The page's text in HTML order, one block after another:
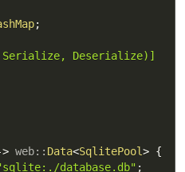
;
Serialize, Deserialize)]
web:: Data<SqlitePool> {
database.db" ;